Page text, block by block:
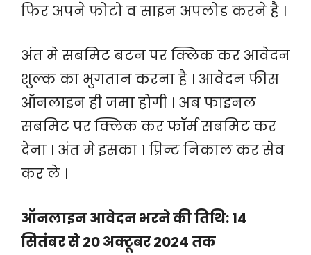
फिर अपने फोटो व साइन अपलोड करने है ।
अंत मे सबमिट बटन पर क्लिक कर आवेदन
शुल्क का भुगतान करना है । आवेदन फीस
ऑनलाइन ही जमा होगी । अब फाइनल
सबमिट पर क्लिक कर फॉर्म सबमिट कर
देना । अंत मे इसका 1 प्रिन्ट निकाल कर सेव
कर ले ।
ऑनलाइन आवेदन भरने की तिथि: 14
सितंबर से 20 अक्टूबर 2024 तक